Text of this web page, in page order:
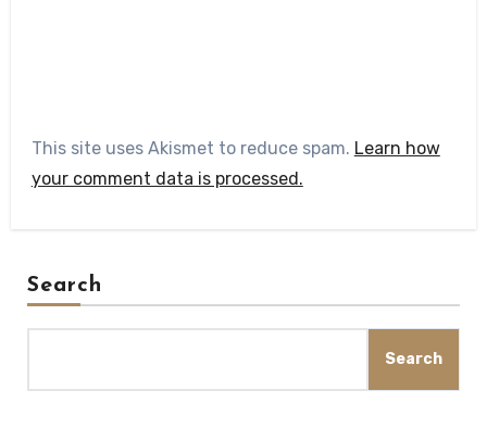
This site uses Akismet to reduce spam. Learn how
your comment data is processed.
Search
Search